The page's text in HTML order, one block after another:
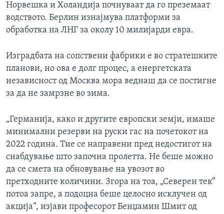
Норвешка и Холандија почнуваат да го преземаат
водството. Берлин изнајмува платформи за
обработка на ЛНГ за околу 10 милијарди евра.
Изградбата на сопствени фабрики е во стратешките
планови, но ова е долг процес, а енергетската
независност од Москва мора веднаш да се постигне
за да не замрзне во зима.
„Германија, како и другите европски земји, имаше
минимални резерви на руски гас на почетокот на
2022 година. Тие се направени пред недостигот на
снабдување што започна пролетта. Не беше можно
да се смета на обновување на увозот во
претходните количини. Згора на тоа, „Северен тек“
потоа запре, а подоцна беше целосно исклучен од
акција“, изјави професорот Бенџамин Шмит од